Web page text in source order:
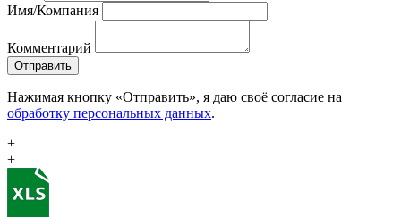
Имя/Компания
Комментарий
Отправить
Нажимая кнопку «Отправить», я даю своё согласие на
обработку персональных данных.
+
+